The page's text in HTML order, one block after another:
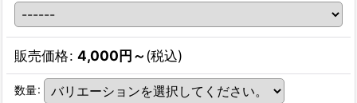
販売価格: 4,000円～(税込)
数量: